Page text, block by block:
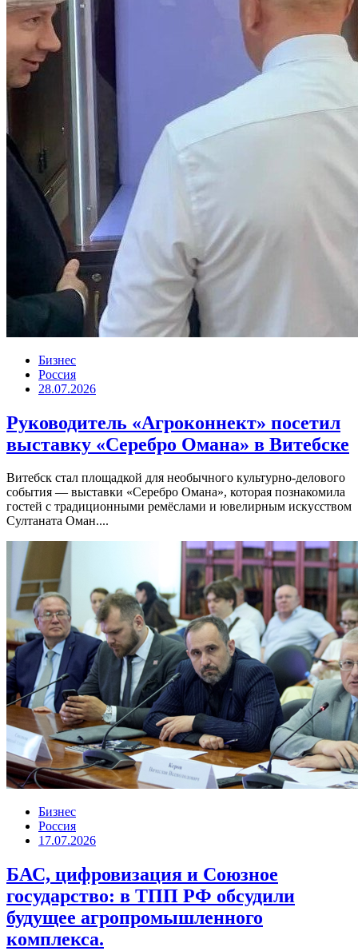
Бизнес
Россия
28.07.2026
Руководитель «Агроконнект» посетил
выставку «Серебро Омана» в Витебске
Витебск стал площадкой для необычного культурно-делового
события — выставки «Серебро Омана», которая познакомила
гостей с традиционными ремёслами и ювелирным искусством
Султаната Оман....
Бизнес
Россия
17.07.2026
БАС, цифровизация и Союзное
государство: в ТПП РФ обсудили
будущее агропромышленного
комплекса.